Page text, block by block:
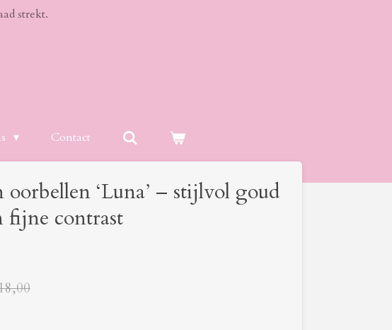
strekt.
Contact
oorbellen ‘Luna’ – stijlvol goud
fijne contrast